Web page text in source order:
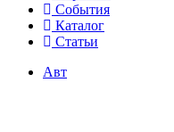
События
Каталог
Статьи
Авт